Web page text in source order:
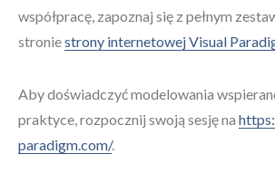
współpracę, zapoznaj się z pełnym
stroniestrony internetowej Visual
Aby doświadczyć modelowania
praktyce, rozpocznij swoją sesję na
paradigm.com/.